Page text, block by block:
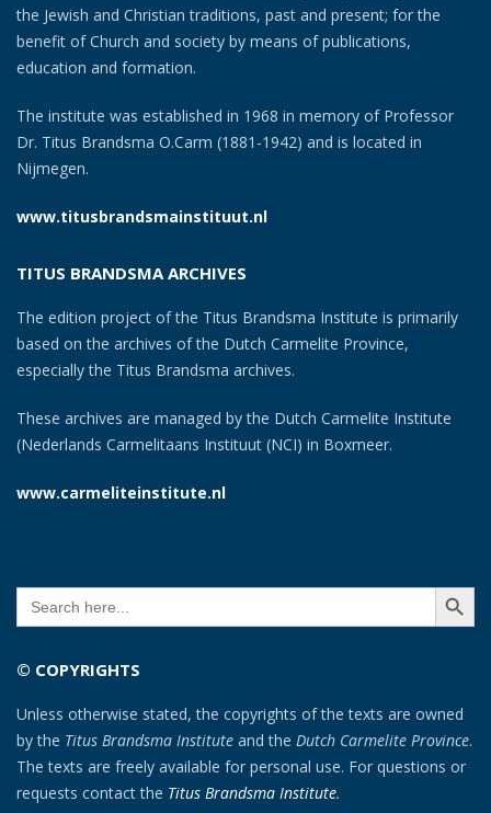
the Jewish and Christian traditions, past and present; for the
benefit of Church and society by means of publications,
education and formation.
The institute was established in 1968 in memory of Professor
Dr. Titus Brandsma O.Carm (1881-1942) and is located in
Nijmegen.
www.titusbrandsmainstituut.nl
TITUS BRANDSMA ARCHIVES
The edition project of the Titus Brandsma Institute is primarily
based on the archives of the Dutch Carmelite Province,
especially the Titus Brandsma archives.
These archives are managed by the Dutch Carmelite Institute
(Nederlands Carmelitaans Instituut (NCI) in Boxmeer.
www.carmeliteinstitute.nl
Search
for:
SEARCH
© COPYRIGHTS
Unless otherwise stated, the copyrights of the texts are owned
by the Titus Brandsma Institute and the Dutch Carmelite Province.
The texts are freely available for personal use. For questions or
requests contact the Titus Brandsma Institute.